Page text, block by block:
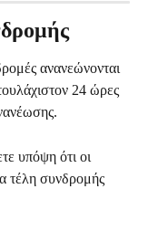
ανανεώνονται
24 ώρες
υπόψη ότι οι
τέλη συνδρομής